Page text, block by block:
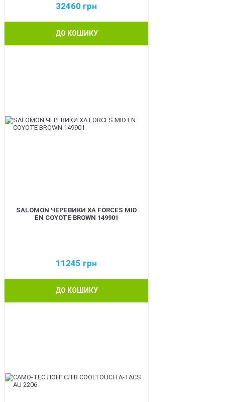
32460 грн
ДО КОШИКУ
SALOMON ЧЕРЕВИКИ XA FORCES MID
EN COYOTE BROWN 149901
11245 грн
ДО КОШИКУ